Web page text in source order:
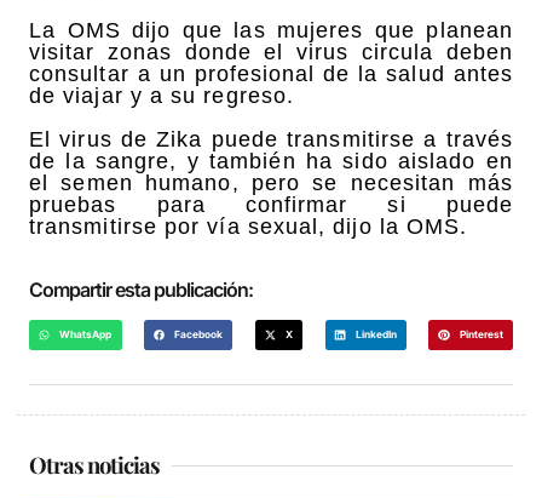
La OMS dijo que las mujeres que planean
visitar zonas donde el virus circula deben
consultar a un profesional de la salud antes
de viajar y a su regreso.
El virus de Zika puede transmitirse a través
de la sangre, y también ha sido aislado en
el semen humano, pero se necesitan más
pruebas para confirmar si puede
transmitirse por vía sexual, dijo la OMS.
Compartir esta publicación:
WhatsApp Facebook X LinkedIn Pinterest
Otras noticias